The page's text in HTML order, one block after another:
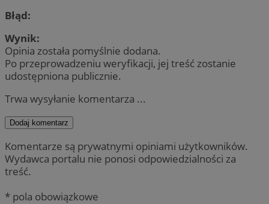
Błąd:
Wynik:
Opinia została pomyślnie dodana.
Po przeprowadzeniu weryfikacji, jej treść zostanie
udostępniona publicznie.
Trwa wysyłanie komentarza ...
Dodaj komentarz
Komentarze są prywatnymi opiniami użytkowników.
Wydawca portalu nie ponosi odpowiedzialności za
treść.
* pola obowiązkowe